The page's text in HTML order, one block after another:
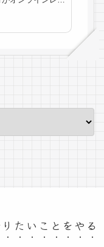
たいことをやる